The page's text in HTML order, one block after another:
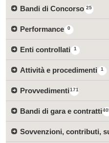
25
Bandi di Concorso
0
Performance
1
Enti controllati
1
Attività e procedimenti
171
Provvedimenti
Bandi di gara e contratti
Sovvenzioni, contributi,